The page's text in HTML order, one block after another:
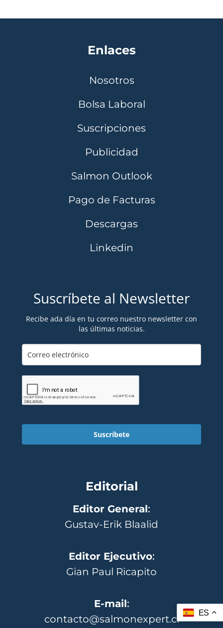
Enlaces
Nosotros
Bolsa Laboral
Suscripciones
Publicidad
Salmon Outlook
Pago de Facturas
Descargas
Linkedin
Suscríbete al Newsletter
Recibe ada día en tu correo nuestro newsletter con
las últimas noticias.
Suscríbete
Editorial
Editor General:
Gustav-Erik Blaalid
Editor Ejecutivo:
Gian Paul Ricapito
E-mail:
contacto@salmonexpert.cl
ES